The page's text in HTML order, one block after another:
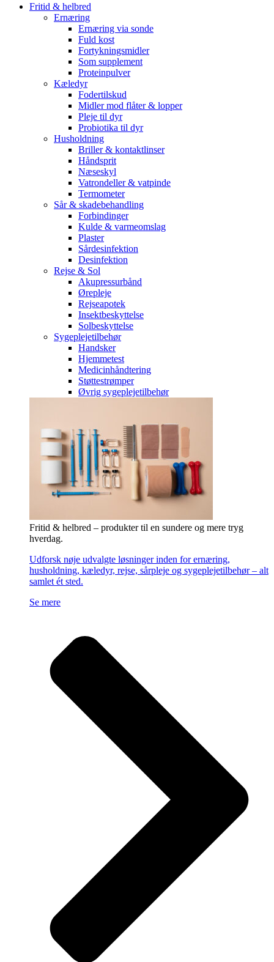
Fritid & helbred
Ernæring
Ernæring via sonde
Fuld kost
Fortykningsmidler
Som supplement
Proteinpulver
Kæledyr
Fodertilskud
Midler mod flåter & lopper
Pleje til dyr
Probiotika til dyr
Husholdning
Briller & kontaktlinser
Håndsprit
Næseskyl
Vatrondeller & vatpinde
Termometer
Sår & skadebehandling
Forbindinger
Kulde & varmeomslag
Plaster
Sårdesinfektion
Desinfektion
Rejse & Sol
Akupressurbånd
Ørepleje
Rejseapotek
Insektbeskyttelse
Solbeskyttelse
Sygeplejetilbehør
Handsker
Hjemmetest
Medicinhåndtering
Støttestrømper
Øvrig sygeplejetilbehør
Fritid & helbred – produkter til en sundere og mere tryg
hverdag.
Udforsk nøje udvalgte løsninger inden for ernæring,
husholdning, kæledyr, rejse, sårpleje og sygeplejetilbehør – alt
samlet ét sted.
Se mere